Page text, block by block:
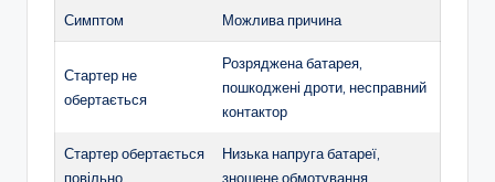
Симптом Можлива причина
Стартер не
обертається
Розряджена батарея,
пошкоджені дроти, несправний
контактор
Стартер обертається
повільно
Низька напруга батареї,
зношене обмотування